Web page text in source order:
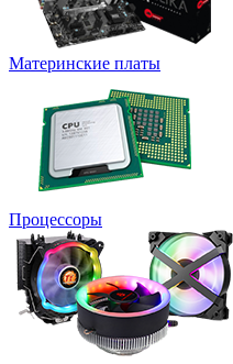
Материнские платы
Процессоры